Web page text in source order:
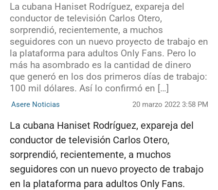
La cubana Haniset Rodríguez, expareja del
conductor de televisión Carlos Otero,
sorprendió, recientemente, a muchos
seguidores con un nuevo proyecto de trabajo en
la plataforma para adultos Only Fans. Pero lo
más ha asombrado es la cantidad de dinero
que generó en los dos primeros días de trabajo:
100 mil dólares. Así lo confirmó en […]
Asere Noticias 20 marzo 2022 3:58 PM
La cubana Haniset Rodríguez, expareja del
conductor de televisión Carlos Otero,
sorprendió, recientemente, a muchos
seguidores con un nuevo proyecto de trabajo
en la plataforma para adultos Only Fans.